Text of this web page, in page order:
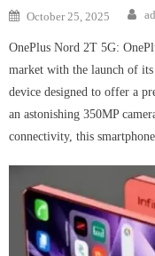
Posted
on
October 25, 2025
OnePlus Nord 2T 5G:
market with the launch of
device designed to offer a
an astonishing 350MP
connectivity, this